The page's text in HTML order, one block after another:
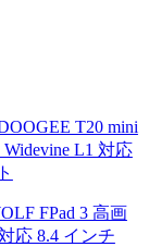
T20 mini
L1 対応
FPad 3 高画
応 8.4 インチ